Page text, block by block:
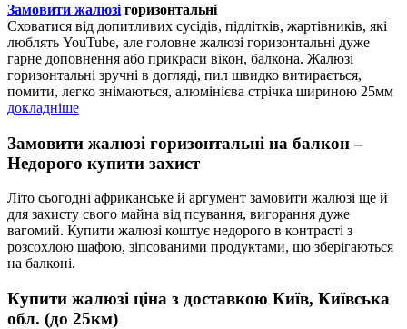
Замовити жалюзі горизонтальні
Сховатися від допитливих сусідів, підлітків, жартівників, які
люблять YouTube, але головне жалюзі горизонтальні дуже
гарне доповнення або прикраси вікон, балкона. Жалюзі
горизонтальні зручні в догляді, пил швидко витирається,
помити, легко знімаються, алюмінієва стрічка шириною 25мм
докладніше
Замовити жалюзі горизонтальні на балкон –
Недорого купити захист
Літо сьогодні африканське й аргумент замовити жалюзі ще й
для захисту свого майна від псування, вигорання дуже
вагомий. Купити жалюзі коштує недорого в контрасті з
розсохлою шафою, зіпсованими продуктами, що зберігаються
на балконі.
Купити жалюзі ціна з доставкою Київ, Київська
обл. (до 25км)